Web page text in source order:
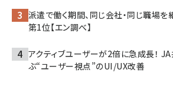
派遣で働く期間、同じ会社・同じ職場を
第1位【エン調べ】
アクティブユーザーが2倍に急成長！
ぶ“ユーザー視点”のUI/UX改善